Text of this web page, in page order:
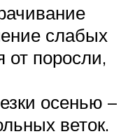
слабых
от поросли,
осенью –
веток.